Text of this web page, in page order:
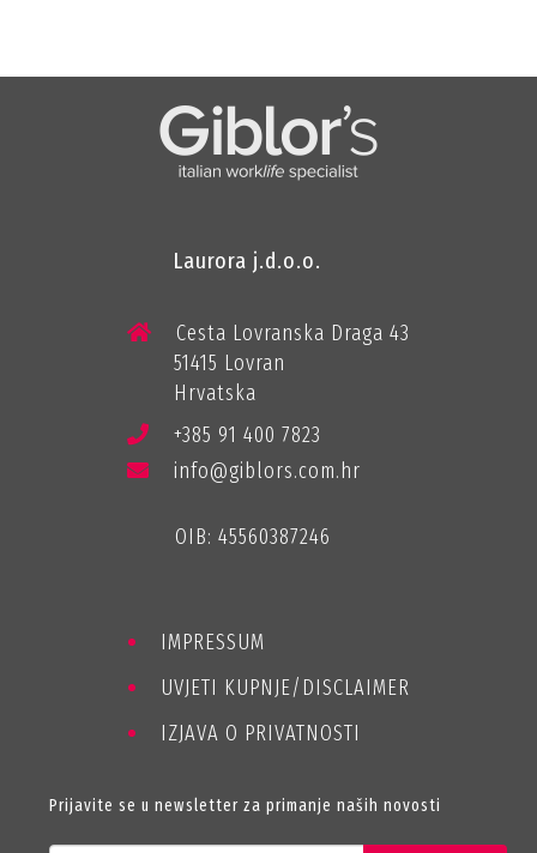
Laurora j.d.o.o.
Cesta Lovranska Draga 43
51415 Lovran
Hrvatska
+385 91 400 7823
info@giblors.com.hr
OIB: 45560387246
IMPRESSUM
UVJETI KUPNJE/DISCLAIMER
IZJAVA O PRIVATNOSTI
Prijavite se u newsletter za primanje naših novosti